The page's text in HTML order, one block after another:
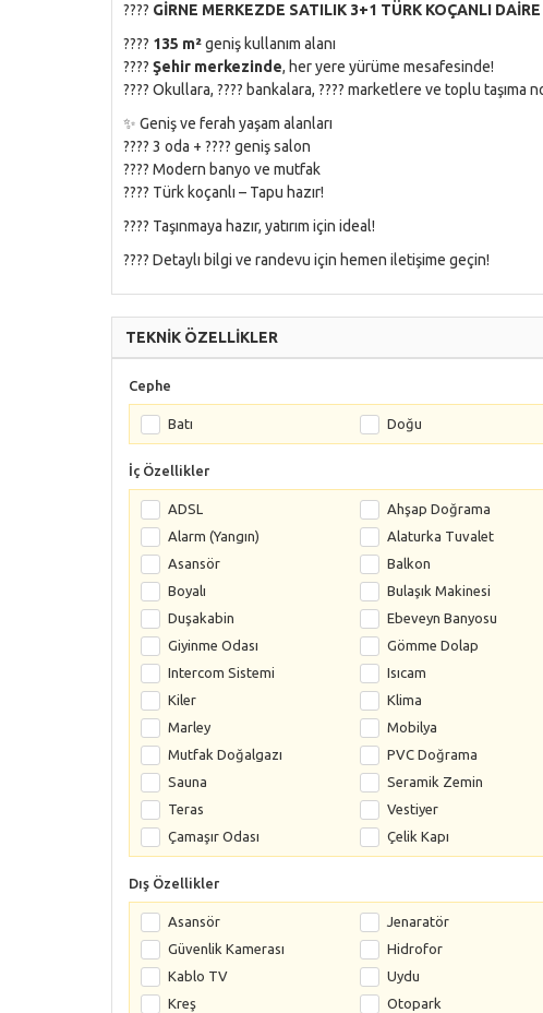
???? GİRNE MERKEZDE SATILIK 3+1 TÜRK KOÇANLI DAİRE
???? 135 m²geniş kullanım alanı
???? Şehir merkezinde, her yere yürüme mesafesinde!
???? Okullara, ???? bankalara, ???? marketlere ve toplu taşıma
✨ Geniş ve ferah yaşam alanları
????️ 3 oda + ????️ geniş salon
???? Modern banyo ve mutfak
???? Türk koçanlı – Tapu hazır!
???? Taşınmaya hazır, yatırım için ideal!
???? Detaylı bilgi ve randevu için hemen iletişime geçin!
TEKNİK ÖZELLİKLER
Cephe
Batı Doğu
İç Özellikler
ADSL Ahşap Doğrama
Alarm (Yangın)
Alaturka Tuvalet
Asansör
Balkon
Boyalı
Bulaşık Makinesi
Duşakabin
Ebeveyn Banyosu
Giyinme Odası
Gömme Dolap
Intercom Sistemi
Isıcam
Kiler
Klima
Marley
Mobilya
Mutfak Doğalgazı
PVC Doğrama
Sauna
Seramik Zemin
Teras
Vestiyer
Çamaşır Odası
Çelik Kapı
Dış Özellikler
Asansör Jenaratör
Güvenlik Kamerası
Hidrofor
Kablo TV
Uydu
Kreş
Otopark